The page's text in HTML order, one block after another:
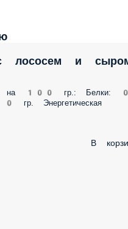
лососем и
на 100 гр.: Белки:
Энергетическая
В